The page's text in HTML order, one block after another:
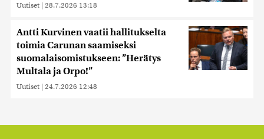
Uutiset | 28.7.2026 13:18
Antti Kurvinen vaatii hallitukselta
toimia Carunan saamiseksi
suomalaisomistukseen: ”Herätys
Multala ja Orpo!”
Uutiset | 24.7.2026 12:48